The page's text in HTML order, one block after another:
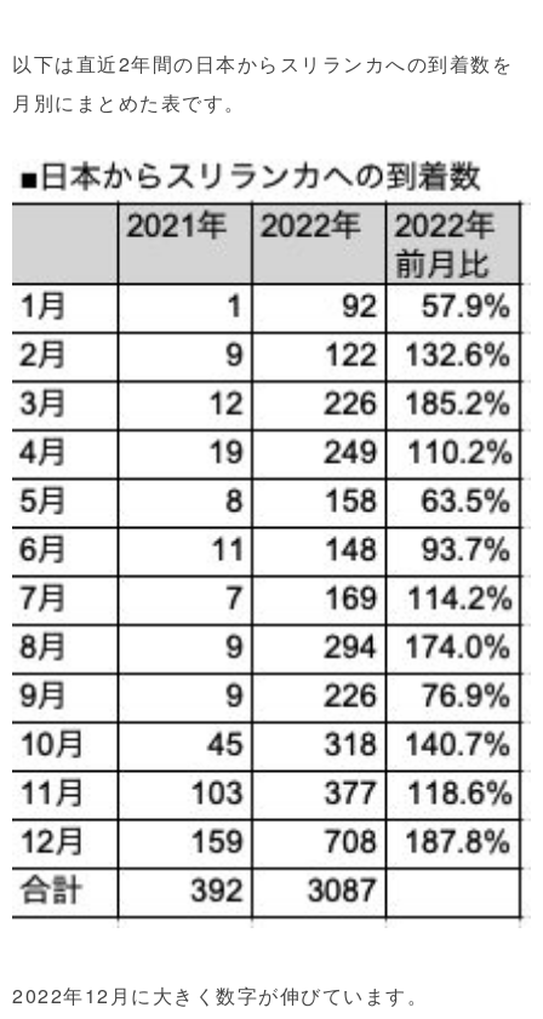
以下は直近2年間の日本からスリランカへの到着数を
月別にまとめた表です。
2022年12月に大きく数字が伸びています。